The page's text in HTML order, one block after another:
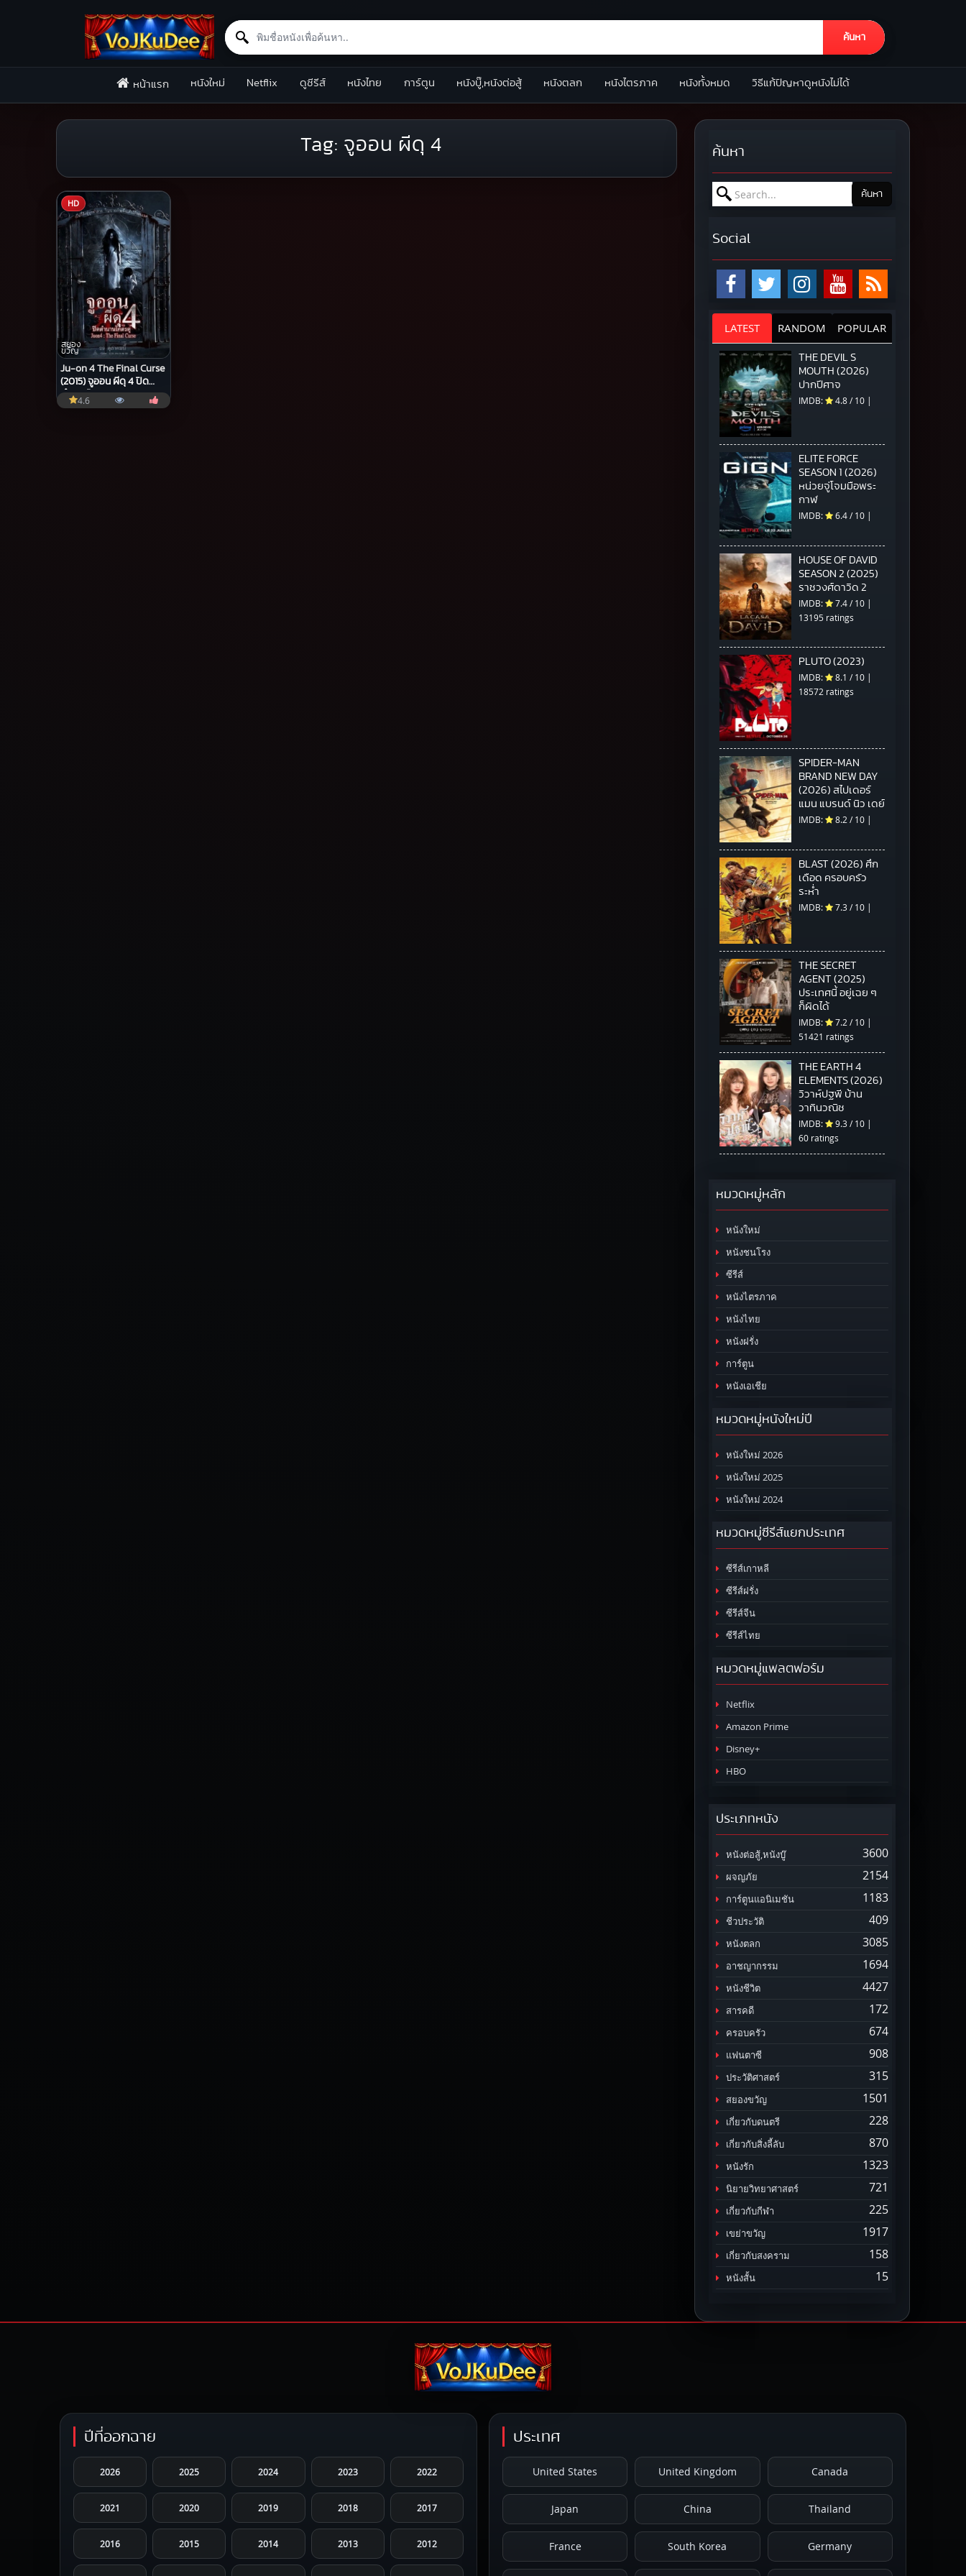
Search for:
ค้นหา
หน้าแรก หนังใหม่ Netflix ดูซีรีส์ หนังไทย การ์ตูน หนังบู๊,หนังต่อสู้ หนังตลก หนังไตรภาค หนังทั้งหมด วิธีแก้ปัญหาดูหนังไม่ได้
Tag: จูออน ผีดุ 4
HD
สยอง
ขวัญ
Ju-on 4 The Final Curse
(2015) จูออน ผีดุ 4 ปิด
ตำนานโคตรดุ
4.6
ค้นหา
Search for: ค้นหา
Social
LATEST RANDOM POPULAR
THE DEVIL S
MOUTH (2026)
ปากปีศาจ
IMDB: 4.8/10 |
ELITE FORCE
SEASON 1 (2026)
หน่วยจู่โจมมือพระ
กาฬ
IMDB: 6.4/10 |
HOUSE OF DAVID
SEASON 2 (2025)
ราชวงศ์ดาวิด 2
IMDB: 7.4/10 |
13195 ratings
PLUTO (2023)
IMDB: 8.1 /10 |
18572 ratings
SPIDER-MAN
BRAND NEW DAY
(2026) สไปเดอร์
แมน แบรนด์ นิว เดย์
IMDB: 8.2 /10 |
BLAST (2026) ศึก
เดือด ครอบครัว
ระห่ำ
IMDB: 7.3/10 |
THE SECRET
AGENT (2025)
ประเทศนี้ อยู่เฉย ๆ
ก็ผิดได้
IMDB: 7.2 /10 |
51421 ratings
THE EARTH 4
ELEMENTS (2026)
วิวาห์ปฐพี บ้าน
วาทินวณิช
IMDB: 9.3/10 |
60 ratings
หมวดหมู่หลัก
หนังใหม่
หนังชนโรง
ซีรีส์
หนังไตรภาค
หนังไทย
หนังฝรั่ง
การ์ตูน
หนังเอเชีย
หมวดหมู่หนังใหม่ปี
หนังใหม่ 2026
หนังใหม่ 2025
หนังใหม่ 2024
หมวดหมู่ซีรีส์แยกประเทศ
ซีรีส์เกาหลี
ซีรีส์ฝรั่ง
ซีรีส์จีน
ซีรีส์ไทย
หมวดหมู่แพลตฟอร์ม
Netflix
Amazon Prime
Disney+
HBO
ประเภทหนัง
หนังต่อสู้,หนังบู๊ 3600
ผจญภัย 2154
การ์ตูนแอนิเมชัน 1183
ชีวประวัติ 409
หนังตลก 3085
อาชญากรรม 1694
หนังชีวิต 4427
สารคดี 172
ครอบครัว 674
แฟนตาซี 908
ประวัติศาสตร์ 315
สยองขวัญ 1501
เกี่ยวกับดนตรี 228
เกี่ยวกับสิ่งลี้ลับ 870
หนังรัก 1323
นิยายวิทยาศาสตร์ 721
เกี่ยวกับกีฬา 225
เขย่าขวัญ 1917
เกี่ยวกับสงคราม 158
หนังสั้น 15
ปีที่ออกฉาย
2026 2025 2024 2023 2022
2021 2020 2019 2018 2017
2016 2015 2014 2013 2012
ประเทศ
United States United Kingdom Canada
Japan China Thailand
France South Korea Germany